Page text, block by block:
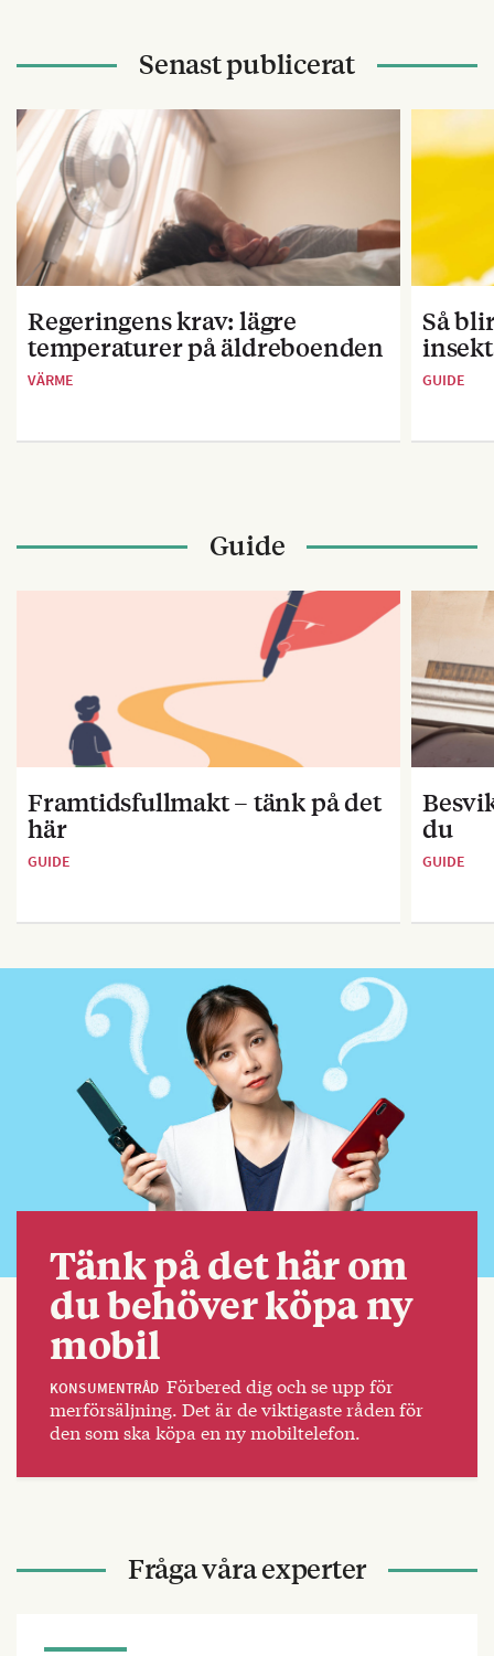
Senast publicerat
Regeringens krav: lägre
temperaturer på äldreboenden
VÄRME
Så
GUIDE
Guide
Framtidsfullmakt – tänk på det
här
GUIDE
du
GUIDE
Tänk på det här om
du behöver köpa ny
mobil
KONSUMENTRÅD Förbered dig och se upp för
merförsäljning. Det är de viktigaste råden för
den som ska köpa en ny mobiltelefon.
Fråga våra experter